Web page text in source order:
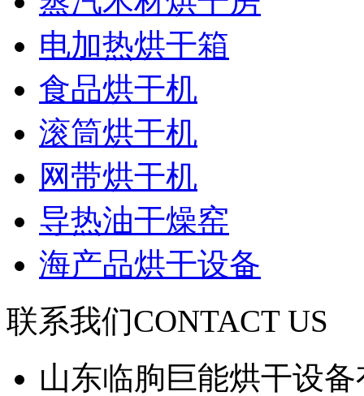
电加热烘干箱
食品烘干机
滚筒烘干机
网带烘干机
导热油干燥窑
海产品烘干设备
联系我们CONTACT US
山东临朐巨能烘干设